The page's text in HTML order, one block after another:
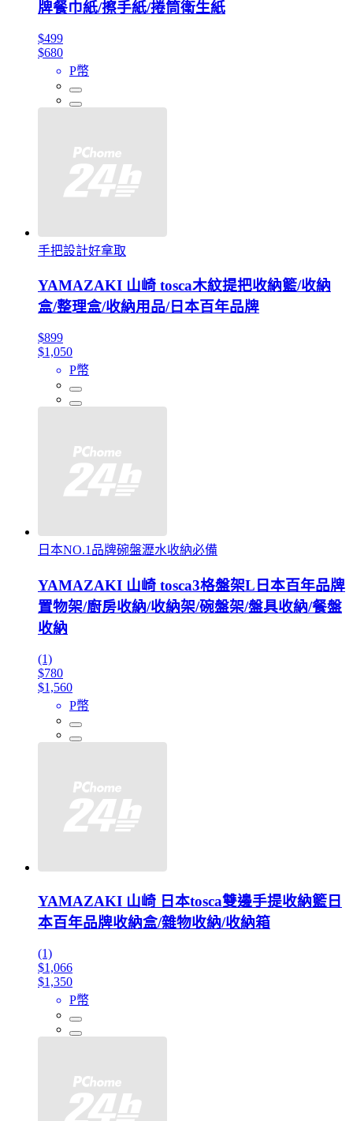
牌餐巾紙/擦手紙/捲筒衛生紙
$499
$680
P幣
手把設計好拿取
YAMAZAKI 山崎 tosca木紋提把收納籃/收納
盒/整理盒/收納用品/日本百年品牌
$899
$1,050
P幣
日本NO.1品牌碗盤瀝水收納必備
YAMAZAKI 山崎 tosca3格盤架L日本百年品牌
置物架/廚房收納/收納架/碗盤架/盤具收納/餐盤
收納
(1)
$780
$1,560
P幣
YAMAZAKI 山崎 日本tosca雙邊手提收納籃日
本百年品牌收納盒/雜物收納/收納箱
(1)
$1,066
$1,350
P幣